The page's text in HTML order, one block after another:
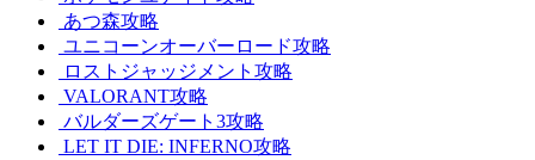
あつ森攻略
ユニコーンオーバーロード攻略
ロストジャッジメント攻略
VALORANT攻略
バルダーズゲート3攻略
LET IT DIE: INFERNO攻略